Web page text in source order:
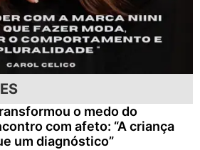
o medo do
com afeto: “A criança
um diagnóstico”